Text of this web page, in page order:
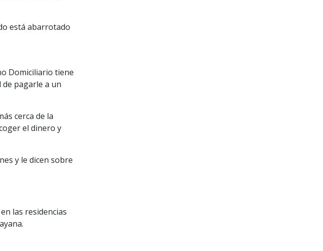
está abarrotado
Domiciliario tiene
pagarle a un
cerca de la
el dinero y
y le dicen sobre
las residencias